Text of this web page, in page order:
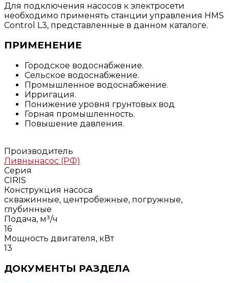
Для подключения насосов к электросети
необходимо применять станции управления HMS
Control L3, представленные в данном каталоге.
ПРИМЕНЕНИЕ
Городское водоснабжение.
Сельское водоснабжение.
Промышленное водоснабжение.
Ирригация.
Понижение уровня грунтовых вод
Горная промышленность.
Повышение давления.
Производитель
Ливнынасос (РФ)
Серия
CIRIS
Конструкция насоса
скважинные, центробежные, погружные,
глубинные
Подача, м³/ч
16
Мощность двигателя, кВт
13
ДОКУМЕНТЫ РАЗДЕЛА